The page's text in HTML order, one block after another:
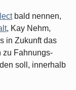
bald nennen,
, Kay Nehm,
in Zukunft das
zu Fahnungs-
soll, innerhalb